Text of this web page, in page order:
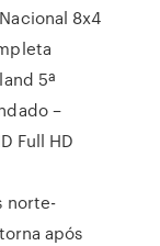
8x4
5ª
–
Full HD
norte-
após